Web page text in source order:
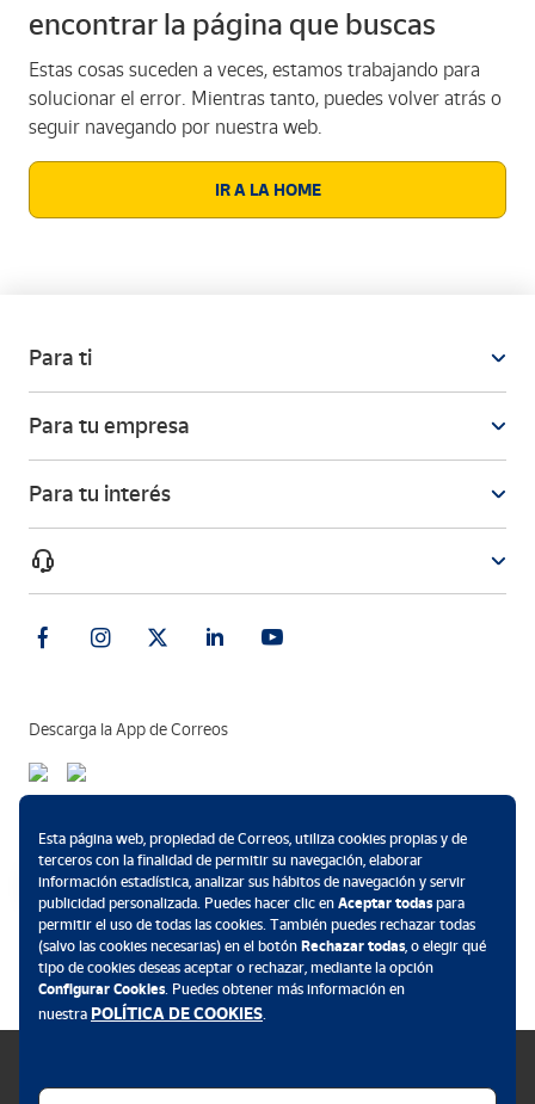
encontrar la página que buscas
Estas cosas suceden a veces, estamos trabajando para
solucionar el error. Mientras tanto, puedes volver atrás o
seguir navegando por nuestra web.
IR A LA HOME
Para ti
Para tu empresa
Para tu interés
Descarga la App de Correos
Esta página web, propiedad de Correos, utiliza cookies propias y de
terceros con la finalidad de permitir su navegación, elaborar
información estadística, analizar sus hábitos de navegación y servir
publicidad personalizada. Puedes hacer clic en Aceptar todaspara
permitir el uso de todas las cookies. También puedes rechazar todas
(salvo las cookies necesarias) en el botón Rechazar todas, o elegir qué
tipo de cookies deseas aceptar o rechazar, mediante la opción
Configurar Cookies. Puedes obtener más información en
nuestra POLÍTICA DE COOKIES.